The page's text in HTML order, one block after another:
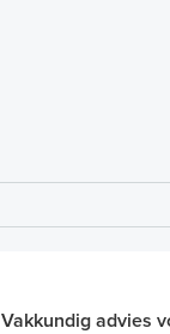
Vakkundig advies